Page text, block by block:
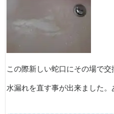
この際新しい蛇口にその場で
水漏れを直す事が出来ました。